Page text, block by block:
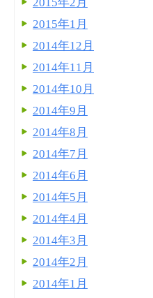
2015年1月
2014年12月
2014年11月
2014年10月
2014年9月
2014年8月
2014年7月
2014年6月
2014年5月
2014年4月
2014年3月
2014年2月
2014年1月